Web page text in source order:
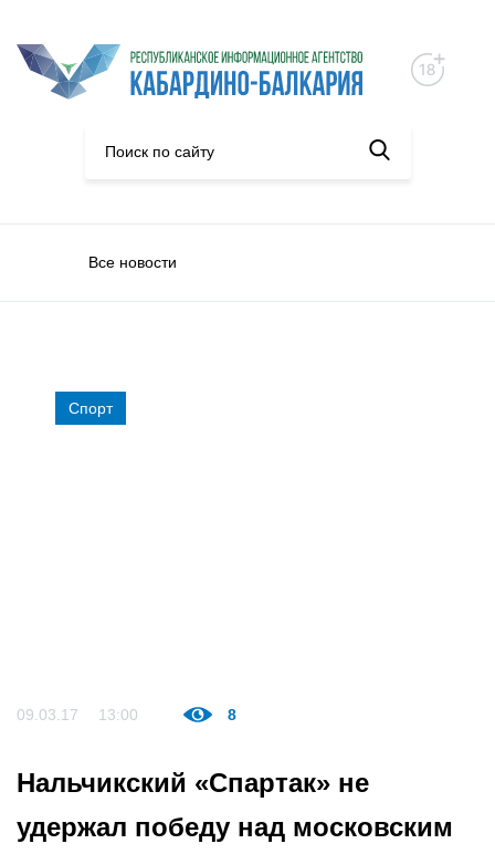
Все новости
Спорт
09.03.17 13:00 8
Нальчикский «Спартак» не
удержал победу над московским